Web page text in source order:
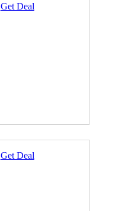
Get Deal
Get Deal